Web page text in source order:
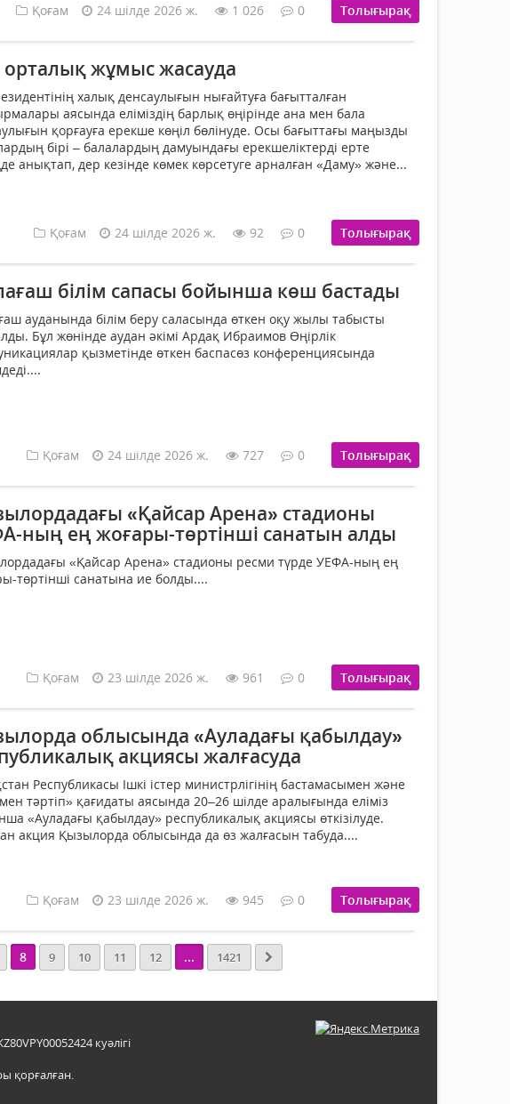
Қоғам 24 шілде 2026 ж. 1 026 0 Толығырақ
орталық жұмыс жасауда
халық денсаулығын нығайтуға бағытталған
аясында еліміздің барлық өңірінде ана мен бала
қорғауға ерекше көңіл бөлінуде. Осы бағыттағы маңызды
бірі – балалардың дамуындағы ерекшеліктерді ерте
анықтап, дер кезінде көмек көрсетуге арналған «Даму» және...
Қоғам 24 шілде 2026 ж. 92 0 Толығырақ
білім сапасы бойынша көш бастады
ауданында білім беру саласында өткен оқу жылы табысты
Бұл жөнінде аудан әкімі Ардақ Ибраимов Өңірлік
қызметінде өткен баспасөз конференциясында
Қоғам 24 шілде 2026 ж. 727 0 Толығырақ
«Қайсар Арена» стадионы
ның ең жоғары-төртінші санатын алды
«Қайсар Арена» стадионы ресми түрде УЕФА-ның ең
төртінші санатына ие болды....
Қоғам 23 шілде 2026 ж. 961 0 Толығырақ
облысында «Ауладағы қабылдау»
акциясы жалғасуда
Республикасы Ішкі істер министрлігінің бастамасымен және
тәртіп» қағидаты аясында 20–26 шілде аралығында еліміз
«Ауладағы қабылдау» республикалық акциясы өткізілуде.
акция Қызылорда облысында да өз жалғасын табуда....
Қоғам 23 шілде 2026 ж. 945 0 Толығырақ
8 9 10 11 12 ... 1421
куәлігі
қорғалған.